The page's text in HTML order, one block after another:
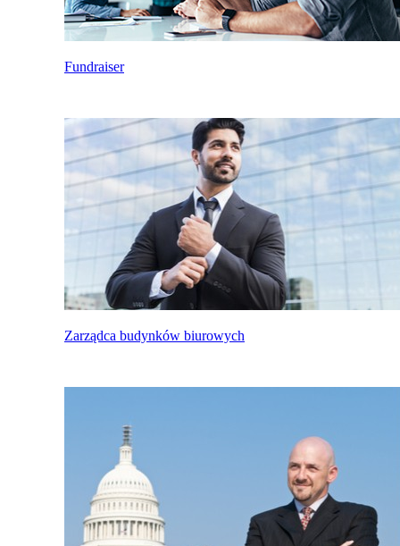
Fundraiser
Zarządca budynków biurowych